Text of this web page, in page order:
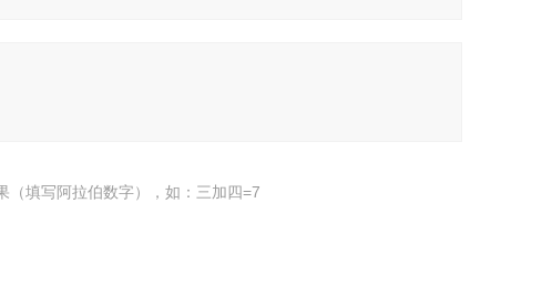
（填写阿拉伯数字），如：三加四=7